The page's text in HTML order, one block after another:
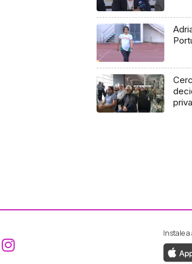
Aceder ao Facebook da RTP
Aceder ao Instagram da
Instale